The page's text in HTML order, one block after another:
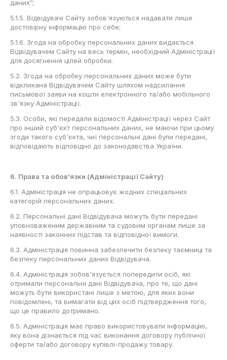
даних”;
5.1.5. Відвідувачі Сайту зобов'язуються надавати лише
достовірну інформацію про себе;
5.1.6. Згода на обробку персональних даних видається
Відвідувачем Сайту на весь термін, необхідний Адміністрації
для досягнення цілей обробки.
5.2. Згода на обробку персональних даних може бути
відкликана Відвідувачем Сайту шляхом надсилання
письмової заяви на кошти електронного та/або мобільного
зв'язку Адміністрації.
5.3. Особи, які передали відомості Адміністрації через Сайт
про інший суб'єкт персональних даних, не маючи при цьому
згоди такого суб'єкта, чиї персональні дані були передані,
відповідають відповідно до законодавства України.
6. Права та обов'язки (Адміністрації Сайту)
6.1. Адміністрація не опрацьовує жодних спеціальних
категорій персональних даних.
6.2. Персональні дані Відвідувача можуть бути передані
уповноваженим державним та судовим органам лише за
наявності законних підстав та відповідної вимоги.
6.3. Адміністрація повинна забезпечити безпеку таємниці та
безпеку персональних даних Відвідувача.
6.4. Адміністрація зобов'язується попередити осіб, які
отримали персональні дані Відвідувача, про те, що дані
можуть бути використані лише з метою, для яких вони
повідомлені, та вимагати від цих осіб підтвердження того,
що це правило дотримано.
6.5. Адміністрація має право використовувати інформацію,
яку вона дізнається під час виконання договору публічної
оферти та/або договору купівлі-продажу товару.